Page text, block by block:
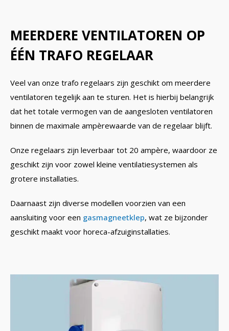
MEERDERE VENTILATOREN OP
ÉÉN TRAFO REGELAAR
Veel van onze trafo regelaars zijn geschikt om meerdere
ventilatoren tegelijk aan te sturen. Het is hierbij belangrijk
dat het totale vermogen van de aangesloten ventilatoren
binnen de maximale ampèrewaarde van de regelaar blijft.
Onze regelaars zijn leverbaar tot 20 ampère, waardoor ze
geschikt zijn voor zowel kleine ventilatiesystemen als
grotere installaties.
Daarnaast zijn diverse modellen voorzien van een
aansluiting voor een gasmagneetklep, wat ze bijzonder
geschikt maakt voor horeca-afzuiginstallaties.